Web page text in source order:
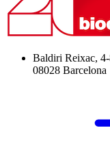
Baldiri Reixac,
08028 Barcelona